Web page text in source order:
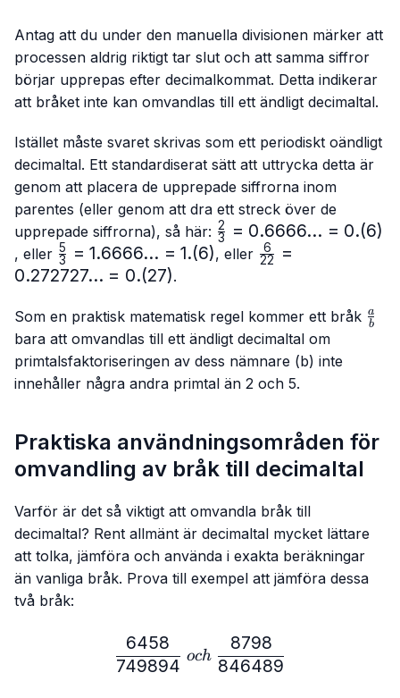
Antag att du under den manuella divisionen märker att
processen aldrig riktigt tar slut och att samma siffror
börjar upprepas efter decimalkommat. Detta indikerar
att bråket inte kan omvandlas till ett ändligt decimaltal.
Istället måste svaret skrivas som ett periodiskt oändligt
decimaltal. Ett standardiserat sätt att uttrycka detta är
genom att placera de upprepade siffrorna inom
parentes (eller genom att dra ett streck över de
upprepade siffrorna), så här: \frac{2}
{3}=0.6666...
= 0.(6)
3
2 = 0.6666... = 0.(6)
, eller \frac{5}
{3}=
= 1.(6)
3
5 = 1.6666... = 1.(6), eller \frac{6}
22
6
=
0.272727... = 0.(27).
Som en praktisk matematisk regel kommer ett bråk b
a
bara att omvandlas till ett ändligt decimaltal om
primtalsfaktoriseringen av dess nämnare (b) inte
innehåller några andra primtal än 2 och 5.
Praktiska användningsområden för
omvandling av bråk till decimaltal
Varför är det så viktigt att omvandla bråk till
decimaltal? Rent allmänt är decimaltal mycket lättare
att tolka, jämföra och använda i exakta beräkningar
än vanliga bråk. Prova till exempel att jämföra dessa
två bråk:
\frac{6458}{749894} \
749894
6458
och 846489
8798